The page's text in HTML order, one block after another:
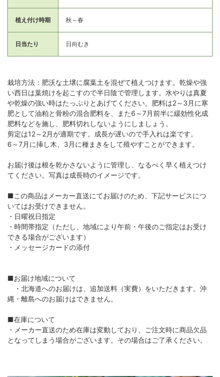
植え付け時期 秋～春
日当たり 日向むき
栽培方法：肥沃な土壌に腐葉土を混ぜて植えつけます。乾燥や強
い西日は葉焼けを起こすので半日陰で管理します。水やりは真夏
や乾燥の強い時はたっぷりとあげてください。肥料は2～3月に寒
肥として油粕と骨粉の混合肥料を、また6～7月前半に緩効性化成
肥料などを施し、肥料切れしないようにしましょう。
剪定は12～2月が適期です。成長が遅いので手入れは楽です。
6～7月に挿し木、3月に種まきをして殖やすことができます。
お届け後は根を乾かさないように管理し、なるべく早く植えつけ
てください。写真は成長時のイメージです。
■この商品はメーカー直送にてお届けのため、下記サービスにつ
いてはお受けできません。
・日曜祝日指定
・時間帯指定（ただし、地域により午前・午後のご指定はお受け
できる場合がございます）
・メッセージカードの添付
■お届け地域について
・北海道へのお届けは、追加送料（実費）をいただきます。沖
縄・離島へのお届けはできません。
■在庫について
・メーカー直送のため在庫は変動しており、ご注文時に商品欠品
となってしまう場合がございます。その場合はご了承ください。